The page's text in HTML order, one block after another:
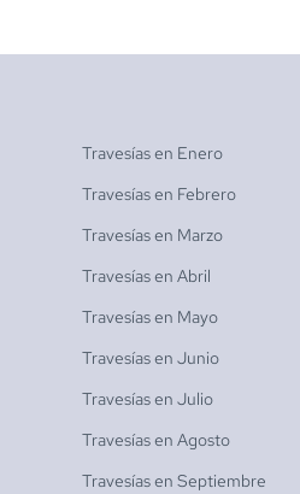
Travesías en Enero
Travesías en Febrero
Travesías en Marzo
Travesías en Abril
Travesías en Mayo
Travesías en Junio
Travesías en Julio
Travesías en Agosto
Travesías en Septiembre